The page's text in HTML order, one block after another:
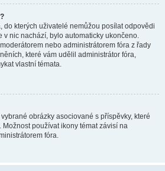
do kterých uživatelé nemůžou posílat odpovědi
v nic nachází, bylo automaticky ukončeno.
nebo administrátorem fóra z řady
které vám udělil administrátor fóra,
vlastní témata.
obrázky asociované s příspěvky, které
používat ikony témat závisí na
fóra.